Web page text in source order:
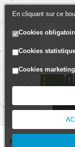
MENU
En cliquant sur ce
Cookies
Cookies
Cookies